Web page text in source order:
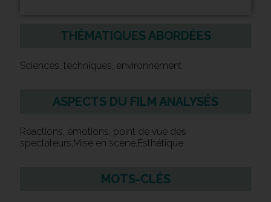
THÉMATIQUES ABORDÉES
Sciences, techniques, environnement
ASPECTS DU FILM ANALYSÉS
Réactions, émotions, point de vue des
spectateurs,Mise en scène,Esthétique
MOTS-CLÉS